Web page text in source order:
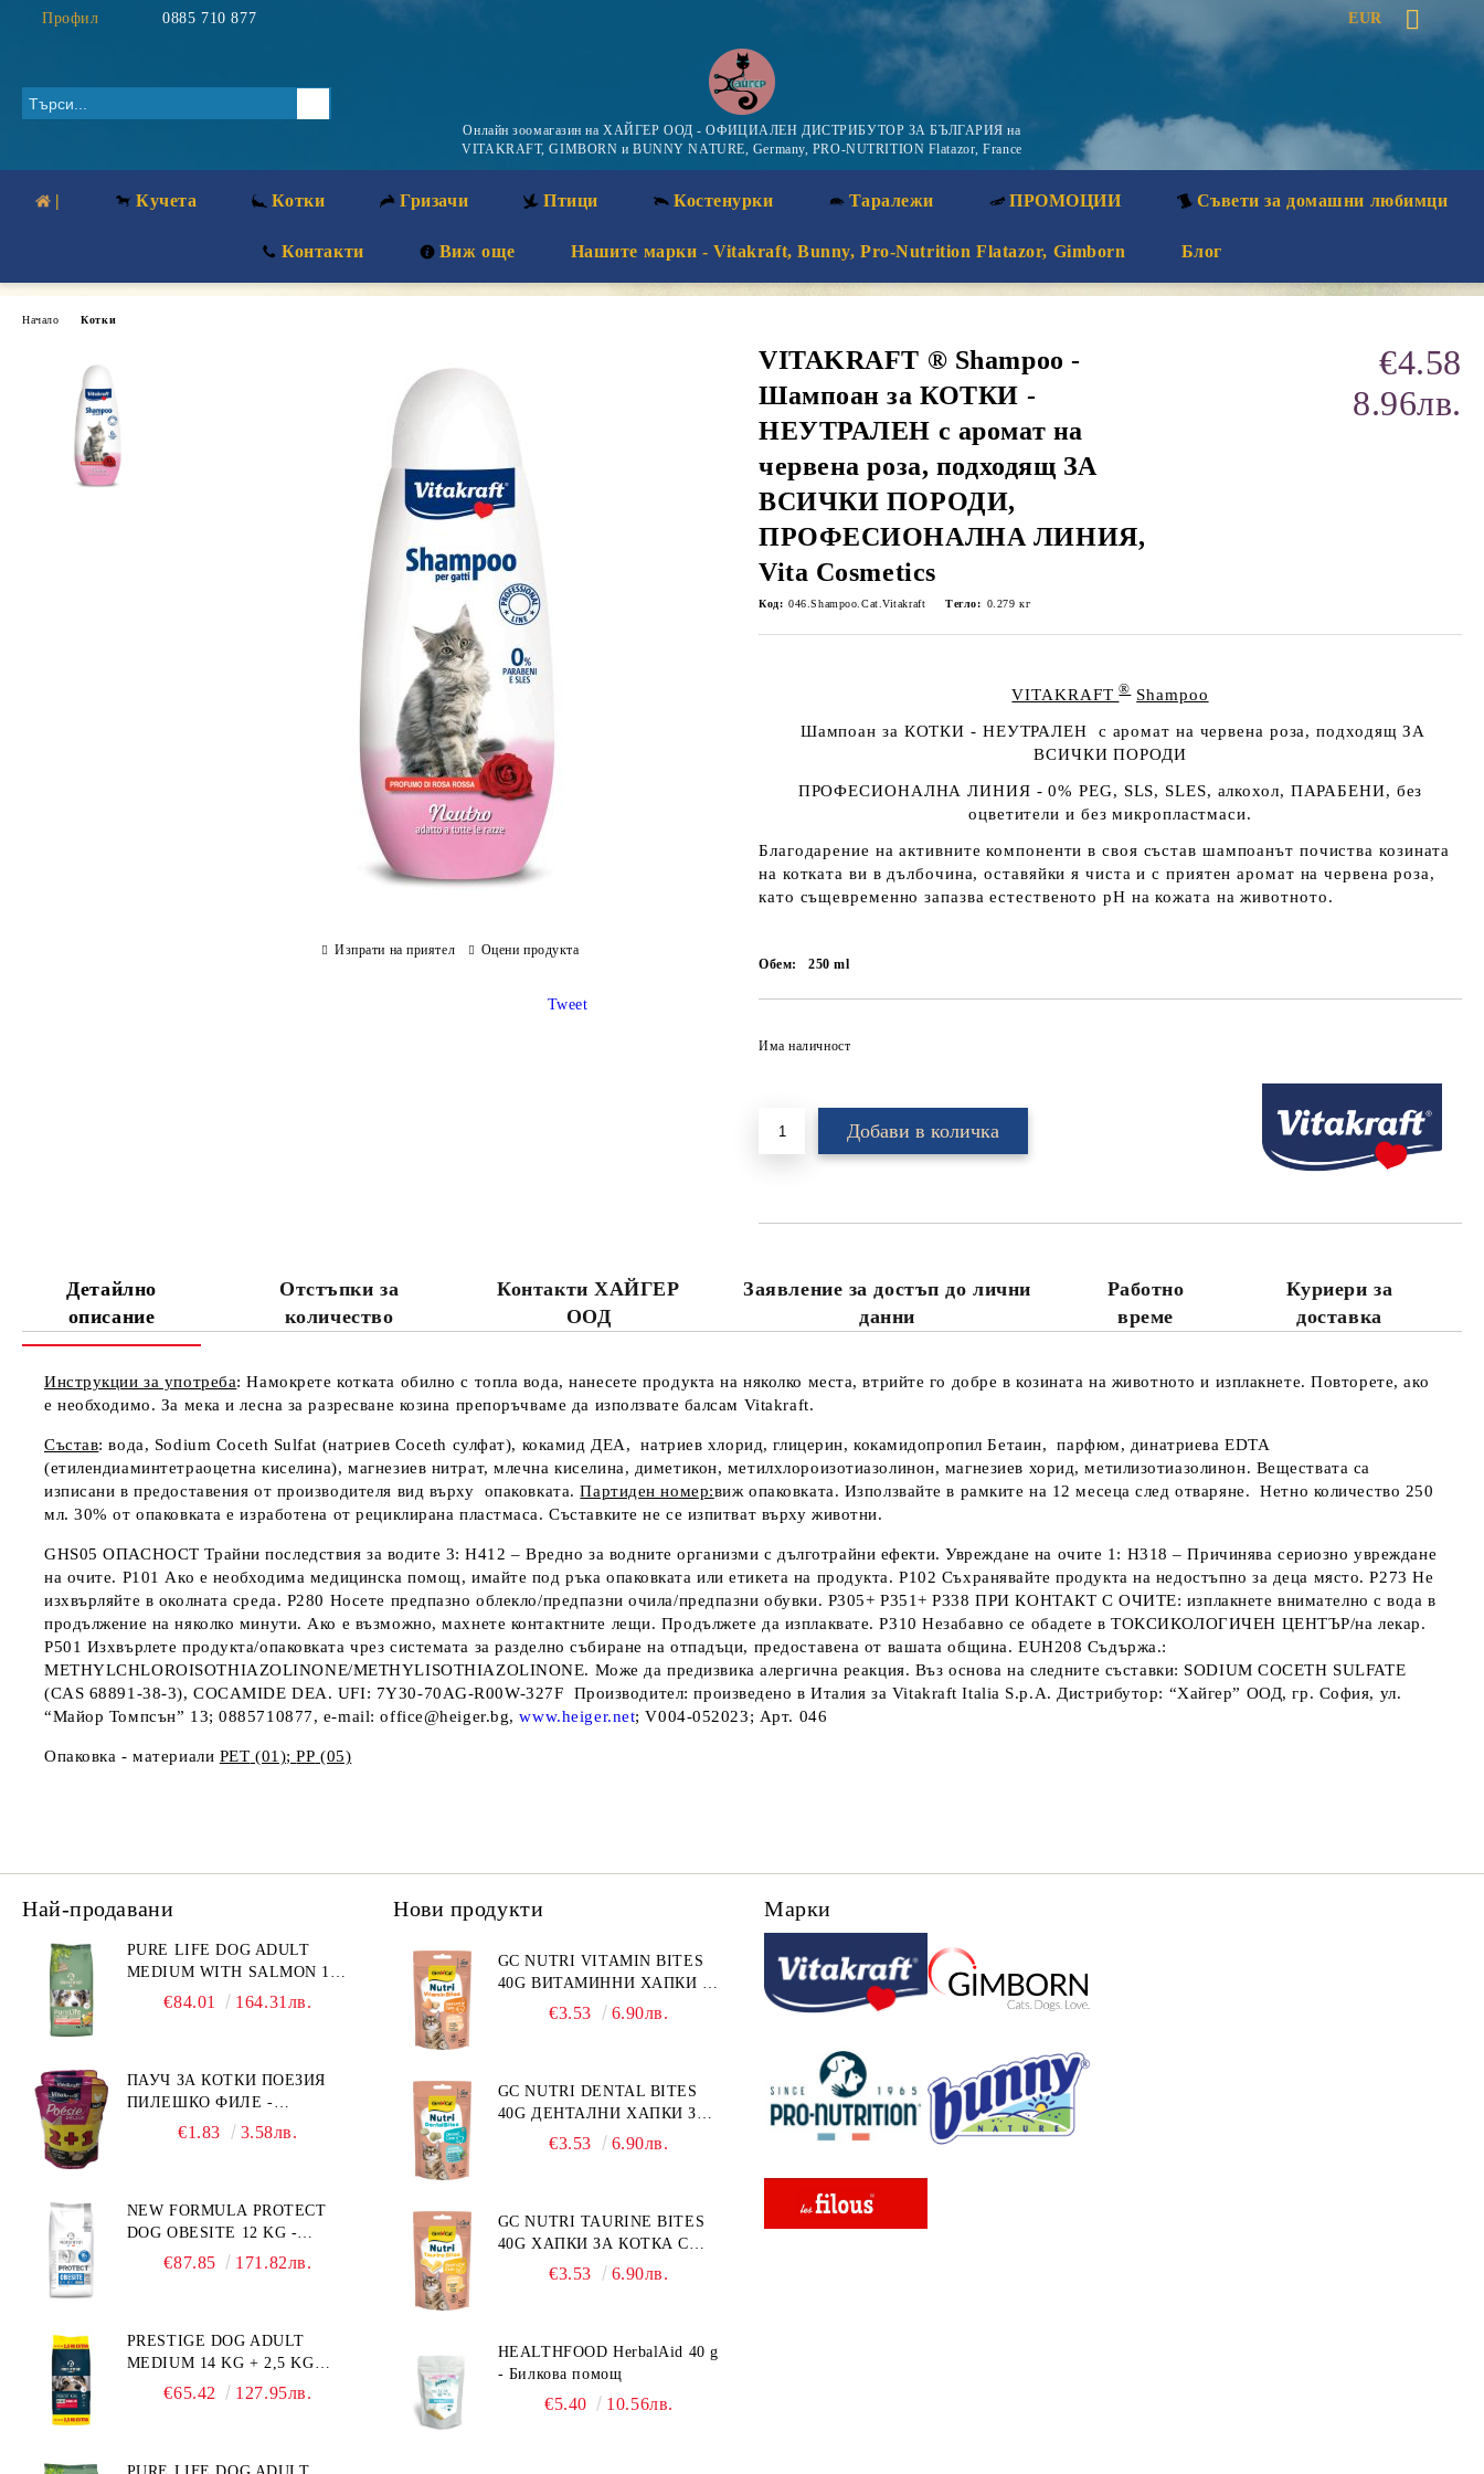
Профил 0885 710 877 EUR
Онлайн зоомагазин на ХАЙГЕР ООД - ОФИЦИАЛЕН ДИСТРИБУТОР ЗА БЪЛГАРИЯ на
VITAKRAFT, GIMBORN и BUNNY NATURE, Germany, PRO-NUTRITION Flatazor, France
| Кучета Котки Гризачи Птици Костенурки Таралежи ПРОМОЦИИ Съвети за домашни любимци
Контакти Виж още Нашите марки - Vitakraft, Bunny, Pro-Nutrition Flatazor, Gimborn Блог
Начало Котки
VITAKRAFT ® Shampoo -
Шампоан за КОТКИ -
НЕУТРАЛЕН с аромат на
червена роза, подходящ ЗА
ВСИЧКИ ПОРОДИ,
ПРОФЕСИОНАЛНА ЛИНИЯ,
Vita Cosmetics
€4.58
8.96лв.
Код: 046.Shampoo.Cat.Vitakraft Тегло: 0.279 кг
VITAKRAFT® Shampoo
Шампоан за КОТКИ - НЕУТРАЛЕН с аромат на червена роза,подходящ ЗА
ВСИЧКИ ПОРОДИ
ПРОФЕСИОНАЛНА ЛИНИЯ -0% PEG, SLS, SLES, алкохол, ПАРАБЕНИ, без
оцветители и без микропластмаси.
Благодарение на активните компоненти в своя състав шампоанът почиства козината
на котката ви в дълбочина, оставяйки я чиста и с приятен аромат на червена роза,
като същевременно запазва естественото pH на кожата на животното.
Обем: 250ml
Има наличност
Изпрати на приятел Оцени продукта
Tweet
Детайлно
описание
Отстъпки за
количество
Контакти ХАЙГЕР
ООД
Заявление за достъп до лични
данни
Работно
време
Куриери за
доставка
Инструкции за употреба: Намокрете котката обилно с топла вода, нанесете продукта на няколко места, втрийте го добре в козината на животното и изплакнете. Повторете, ако
е необходимо. За мека и лесна за разресване козина препоръчваме да използвате балсам Vitakraft.
Състав: вода, Sodium Coceth Sulfat (натриев Coceth сулфат), кокамид ДЕА, натриев хлорид, глицерин, кокамидопропил Бетаин, парфюм, динатриева EDTA
(етилендиаминтетраоцетна киселина), магнезиев нитрат, млечна киселина, диметикон, метилхлороизотиазолинон, магнезиев хорид, метилизотиазолинон. Веществата са
изписани в предоставения от производителя вид върху опаковката.Партиден номер:виж опаковката. Използвайте в рамките на 12 месеца след отваряне. Нетно количество 250
мл. 30% от опаковката е изработена от рециклирана пластмаса. Съставките не се изпитват върху животни.
GHS05ОПАСНОСТ Трайни последствия за водите 3: H412 – Вредно за водните организми с дълготрайни ефекти. Увреждане на очите 1: H318 – Причинява сериозно увреждане
на очите. P101 Ако е необходима медицинска помощ, имайте под ръка опаковката или етикета на продукта. P102 Съхранявайте продукта на недостъпно за деца място. P273 Не
изхвърляйте в околната среда. P280 Носете предпазно облекло/предпазни очила/предпазни обувки. P305+ P351+ P338 ПРИ КОНТАКТ С ОЧИТЕ: изплакнете внимателно с вода в
продължение на няколко минути. Ако е възможно, махнете контактните лещи. Продължете да изплаквате. P310 Незабавно се обадете в ТОКСИКОЛОГИЧЕН ЦЕНТЪР/на лекар.
P501 Изхвърлете продукта/опаковката чрез системата за разделно събиране на отпадъци, предоставена от вашата община. EUH208 Съдържа.:
METHYLCHLOROISOTHIAZOLINONE/METHYLISOTHIAZOLINONE. Може да предизвика алергична реакция. Въз основа на следните съставки: SODIUM COCETH SULFATE
(CAS 68891-38-3), COCAMIDE DEA. UFI: 7Y30-70AG-R00W-327F Производител:произведено в Италия за Vitakraft Italia S.p.A. Дистрибутор: “Хайгер” ООД, гр. София, ул.
“Майор Томпсън” 13; 0885710877, e-mail: office@heiger.bg,www.heiger.net; V004-052023; Арт. 046
Опаковка - материали PET (01);PP (05)
Най-продавани
PURE LIFE DOG ADULT
MEDIUM WITH SALMON 12
КГ - ПЪЛНОЦЕННА ХРАНА
ОТ 10 – 25 КГ, СЪС СЬОМГА.
БЕЗ ЗЪРНО, БЕЗ ГЛУТЕН.
ПРОИЗВЕДЕНА ВЪВ
€84.01 164.31лв.
ПАУЧ ЗА КОТКИ ПОЕЗИЯ
ПИЛЕШКО ФИЛЕ -
ПРОМОКОМПЛЕКТ 3 БР.
€1.83 3.58лв.
NEW FORMULA PROTECT
DOG OBESITE 12 KG -
ПЪЛНОЦЕННА ДИЕТИЧНА
ПОТРЕБНОСТИ:
"НАМАЛЯВАНЕ НА
НАДНОРМЕНО ТЕГЛО".
€87.85 171.82лв.
PRESTIGE DOG ADULT
MEDIUM 14 KG + 2,5 KG
ГРАТИС - ПЪЛНОЦЕННА
€65.42 127.95лв.
Нови продукти
GC NUTRI VITAMIN BITES
40G ВИТАМИННИ ХАПКИ 40
€3.53 6.90лв.
GC NUTRI DENTAL BITES
40G ДЕНТАЛНИ ХАПКИ ЗА
КОТКА 40 г
€3.53 6.90лв.
GC NUTRI TAURINE BITES
40G ХАПКИ ЗА КОТКА С
ТАУРИН 40 г
€3.53 6.90лв.
HEALTHFOOD HerbalAid 40 g
- Билкова помощ
€5.40 10.56лв.
Марки